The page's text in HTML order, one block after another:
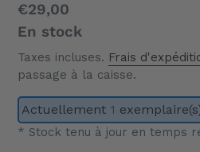
Prix
normal
€29,00
En stock
Taxes incluses. Frais
passage à la caisse.
Actuellement 1
* Stock tenu à jour en temps